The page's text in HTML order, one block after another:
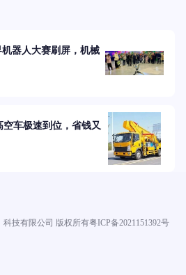
机器人大赛刷屏，机械
车极速到位，省钱又
科技有限公司 版权所有粤ICP备2021151392号